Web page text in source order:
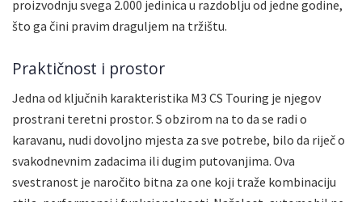
proizvodnju svega 2.000 jedinica u razdoblju od jedne godine,
što ga čini pravim draguljem na tržištu.
Praktičnost i prostor
Jedna od ključnih karakteristika M3 CS Touring je njegov
prostrani teretni prostor. S obzirom na to da se radi o
karavanu, nudi dovoljno mjesta za sve potrebe, bilo da riječ o
svakodnevnim zadacima ili dugim putovanjima. Ova
svestranost je naročito bitna za one koji traže kombinaciju